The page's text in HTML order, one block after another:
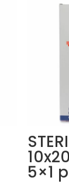
5×1